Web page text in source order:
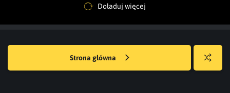
Doładuj więcej
Strona główna